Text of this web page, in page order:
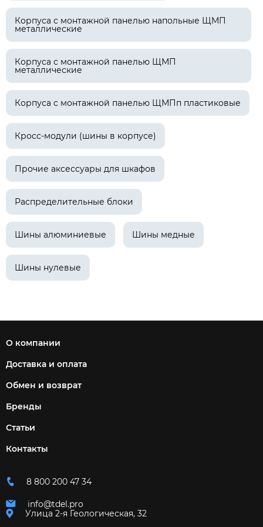
Корпуса с монтажной панелью напольные ЩМП
металлические
Корпуса с монтажной панелью ЩМП
металлические
Корпуса с монтажной панелью ЩМПп пластиковые
Кросс-модули (шины в корпусе)
Прочие аксессуары для шкафов
Распределительные блоки
Шины алюминиевые Шины медные
Шины нулевые
О компании
Доставка и оплата
Обмен и возврат
Бренды
Статьи
Контакты
8 800 200 47 34
info@tdel.pro
Улица 2-я Геологическая, 32